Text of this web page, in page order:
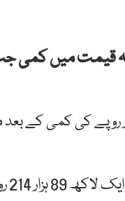
قیمت میں کمی